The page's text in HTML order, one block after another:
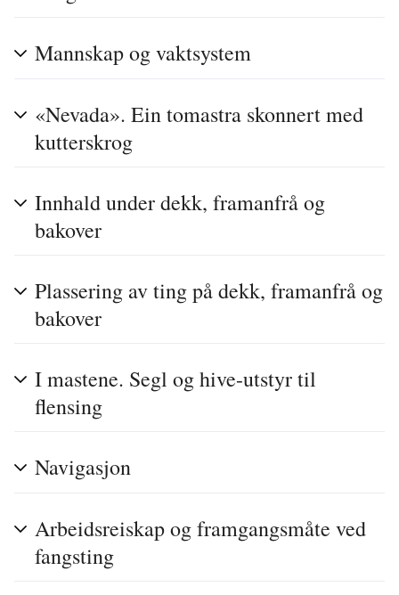
Mannskap og vaktsystem
«Nevada». Ein tomastra skonnert med
kutterskrog
Innhald under dekk, framanfrå og
bakover
Plassering av ting på dekk, framanfrå og
bakover
I mastene. Segl og hive-utstyr til
flensing
Navigasjon
Arbeidsreiskap og framgangsmåte ved
fangsting